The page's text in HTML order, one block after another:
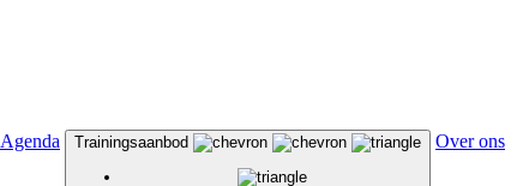
Agenda Trainingsaanbod Over ons